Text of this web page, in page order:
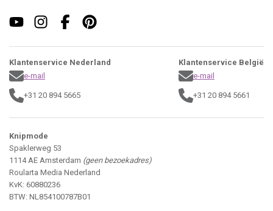
Klantenservice Nederland
e-mail
+31 20 894 5665
Klantenservice België
e-mail
+31 20 894 5661
Knipmode
Spaklerweg 53
1114 AE Amsterdam (geen bezoekadres)
Roularta Media Nederland
KvK: 60880236
BTW: NL854100787B01